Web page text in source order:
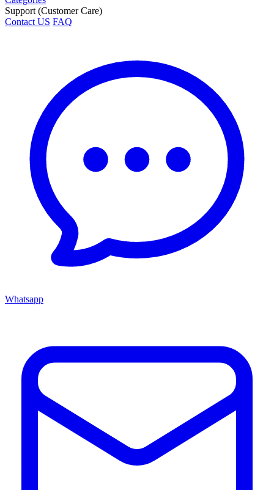
Support (Customer Care)
Contact US FAQ
Whatsapp